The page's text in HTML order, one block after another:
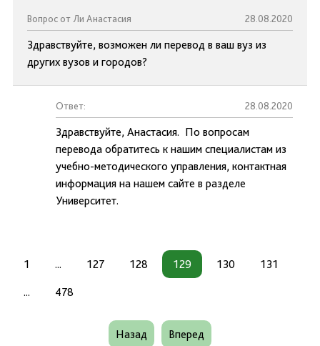
Вопрос от Ли Анастасия 28.08.2020
Здравствуйте, возможен ли перевод в ваш вуз из
других вузов и городов?
Ответ: 28.08.2020
Здравствуйте, Анастасия. По вопросам
перевода обратитесь к нашим специалистам из
учебно-методического управления, контактная
информация на нашем сайте в разделе
Университет.
1 ... 127 128 129 130 131
... 478
Назад Вперед